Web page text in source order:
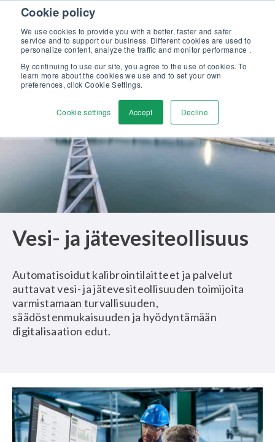
Cookie policy
We use cookies to provide you with a better, faster and safer
service and to support our business. Different cookies are used to
personalize content, analyze the traffic and monitor performance .
By continuing to use our site, you agree to the use of cookies. To
learn more about the cookies we use and to set your own
preferences, click Cookie Settings.
Cookie settings Accept Decline
Skip to content
Tutustu uuteen Beamex-ratkaisut erinomaiseen kalibrointiin -
Ota yhteyttä
Vesi- ja jätevesiteollisuus
Automatisoidut kalibrointilaitteet ja palvelut
auttavat vesi- ja jätevesiteollisuuden toimijoita
varmistamaan turvallisuuden,
säädöstenmukaisuuden ja hyödyntämään
digitalisaation edut.